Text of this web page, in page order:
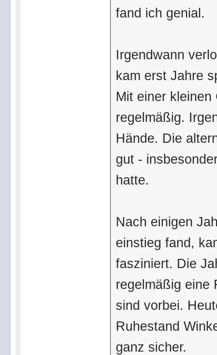
fand ich genial.
Irgendwann
kam erst Jahre
Mit einer
regelmäßig.
Hände. Die
gut -
hatte.
Nach einigen
einstieg fand,
fasziniert. Die
regelmäßig eine
sind vorbei.
Ruhestand
ganz sicher.